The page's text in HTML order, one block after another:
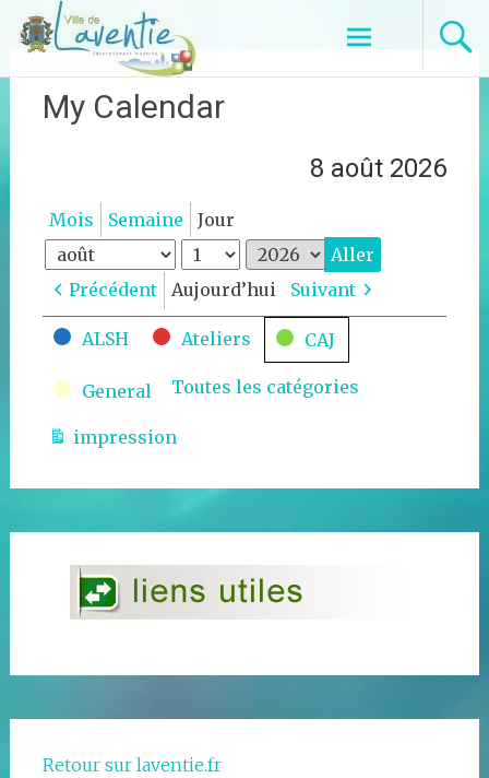
Aller
principal
Pôle jeunesse
My Calendar
8 août 2026
Mois Semaine Jour
Mois
Jour
Année
Précédent
Aujourd’hui Suivant
Catégories
ALSH Ateliers CAJ
General Toutes les catégories
Vue
impression
Retour sur laventie.fr